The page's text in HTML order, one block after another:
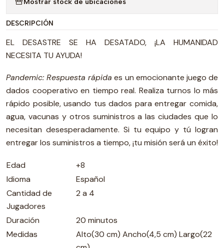
DESCRIPCIÓN
EL DESASTRE SE HA DESATADO, ¡LA HUMANIDAD
NECESITA TU AYUDA!
Pandemic: Respuesta rápida es un emocionante juego de
dados cooperativo en tiempo real. Realiza turnos lo más
rápido posible, usando tus dados para entregar comida,
agua, vacunas y otros suministros a las ciudades que lo
necesitan desesperadamente. Si tu equipo y tú logran
entregar los suministros a tiempo, ¡tu misión será un éxito!
Edad
+8
Idioma
Español
Cantidad de
Jugadores
2 a 4
Duración
20 minutos
Medidas
Alto(30 cm) Ancho(4,5 cm) Largo(22